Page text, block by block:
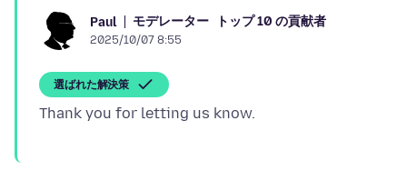
Paul モデレーター トップ 10 の貢献者
2025/10/07 8:55
選ばれた解決策